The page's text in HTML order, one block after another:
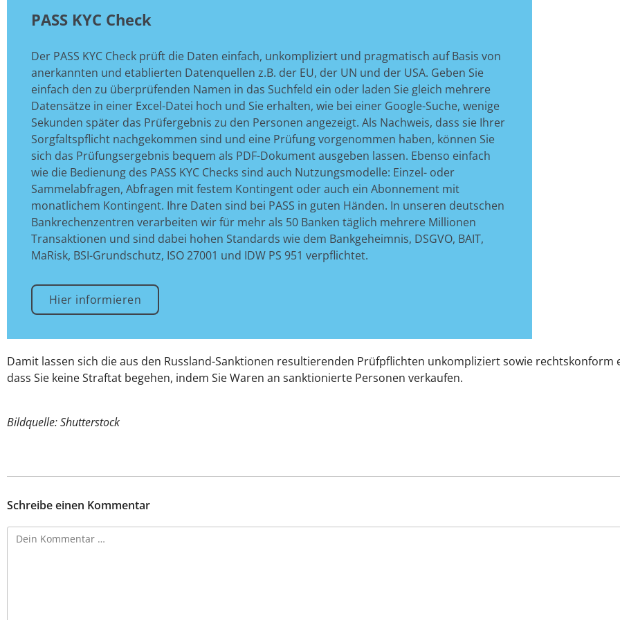
PASS KYC Check
Der PASS KYC Check prüft die Daten einfach, unkompliziert und pragmatisch auf Basis von
anerkannten und etablierten Datenquellen z.B. der EU, der UN und der USA. Geben Sie
einfach den zu überprüfenden Namen in das Suchfeld ein oder laden Sie gleich mehrere
Datensätze in einer Excel-Datei hoch und Sie erhalten, wie bei einer Google-Suche, wenige
Sekunden später das Prüfergebnis zu den Personen angezeigt. Als Nachweis, dass sie Ihrer
Sorgfaltspflicht nachgekommen sind und eine Prüfung vorgenommen haben, können Sie
sich das Prüfungsergebnis bequem als PDF-Dokument ausgeben lassen. Ebenso einfach
wie die Bedienung des PASS KYC Checks sind auch Nutzungsmodelle: Einzel- oder
Sammelabfragen, Abfragen mit festem Kontingent oder auch ein Abonnement mit
monatlichem Kontingent. Ihre Daten sind bei PASS in guten Händen. In unseren deutschen
Bankrechenzentren verarbeiten wir für mehr als 50 Banken täglich mehrere Millionen
Transaktionen und sind dabei hohen Standards wie dem Bankgeheimnis, DSGVO, BAIT,
MaRisk, BSI-Grundschutz, ISO 27001 und IDW PS 951 verpflichtet.
Hier informieren
Damit lassen sich die aus den Russland-Sanktionen resultierenden Prüfpflichten unkompliziert sowie rechtskonform
dass Sie keine Straftat begehen, indem Sie Waren an sanktionierte Personen verkaufen.
Bildquelle: Shutterstock
Schreibe einen Kommentar